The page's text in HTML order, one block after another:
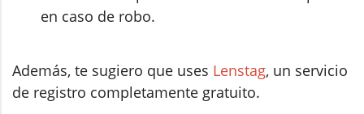
en caso de robo.
Además, te sugiero que uses Lenstag, un servicio
de registro completamente gratuito.